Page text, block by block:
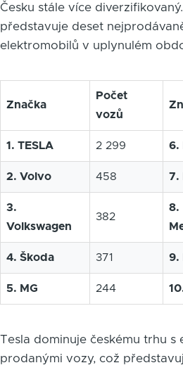
Česku stále více
představuje deset
elektromobilů v uplynulém
Značka
Počet
vozů
1. TESLA 2 299 6.
2. Volvo 458 7.
3.
Volkswagen
382
8.
4. Škoda 371 9.
5. MG 244
Tesla dominuje českému trhu s
prodanými vozy, což